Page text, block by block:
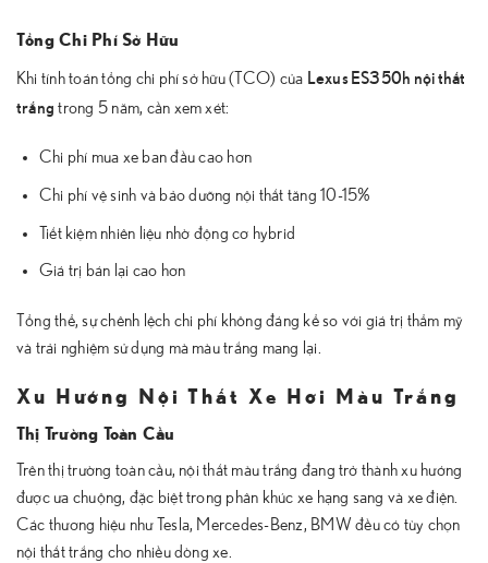
Tổng Chi Phí Sở Hữu
Khi tính toán tổng chi phí sở hữu (TCO) của Lexus ES350h nội thất
trắng trong 5 năm, cần xem xét:
Chi phí mua xe ban đầu cao hơn
Chi phí vệ sinh và bảo dưỡng nội thất tăng 10-15%
Tiết kiệm nhiên liệu nhờ động cơ hybrid
Giá trị bán lại cao hơn
Tổng thể, sự chênh lệch chi phí không đáng kể so với giá trị thẩm mỹ
và trải nghiệm sử dụng mà màu trắng mang lại.
Xu Hướng Nội Thất Xe Hơi Màu Trắng
Thị Trường Toàn Cầu
Trên thị trường toàn cầu, nội thất màu trắng đang trở thành xu hướng
được ưa chuộng, đặc biệt trong phân khúc xe hạng sang và xe điện.
Các thương hiệu như Tesla, Mercedes-Benz, BMW đều có tùy chọn
nội thất trắng cho nhiều dòng xe.